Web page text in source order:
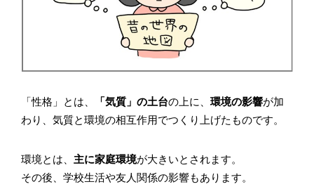
「性格」とは、 「気質」の土台の上に、 環境の影響が加
わり、気質と環境の相互作用でつくり上げたものです。
環境とは、 主に家庭環境が大きいとされます。
その後、学校生活や友人関係の影響もあります。